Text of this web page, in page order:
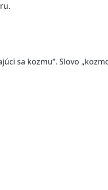
sa kozmu“. Slovo